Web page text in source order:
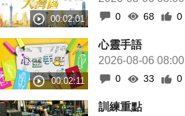
0 68 0
心靈手語
2026-08-06 08:00
0 33 0
訓練重點